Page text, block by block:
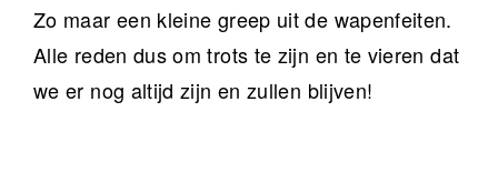
Zo maar een kleine greep uit de wapenfeiten.
Alle reden dus om trots te zijn en te vieren dat
we er nog altijd zijn en zullen blijven!